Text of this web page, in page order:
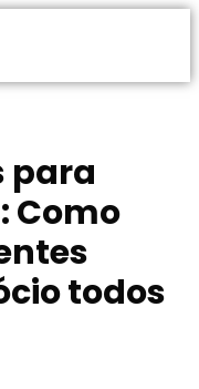
para
Como
todos